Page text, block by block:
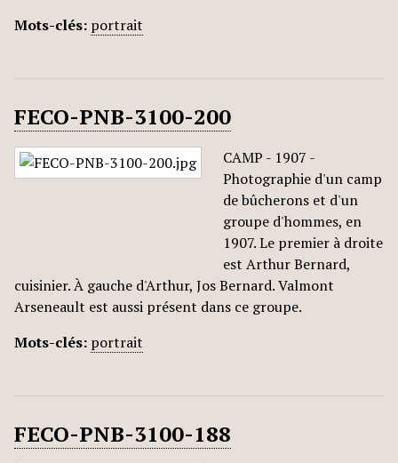
Mots-clés: portrait
FECO-PNB-3100-200
CAMP - 1907 -
Photographie d'un camp
de bûcherons et d'un
groupe d'hommes, en
1907. Le premier à droite
est Arthur Bernard,
cuisinier. À gauche d'Arthur, Jos Bernard. Valmont
Arseneault est aussi présent dans ce groupe.
Mots-clés: portrait
FECO-PNB-3100-188